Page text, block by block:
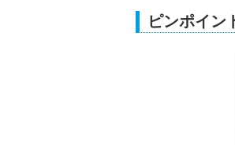
ピンポイン